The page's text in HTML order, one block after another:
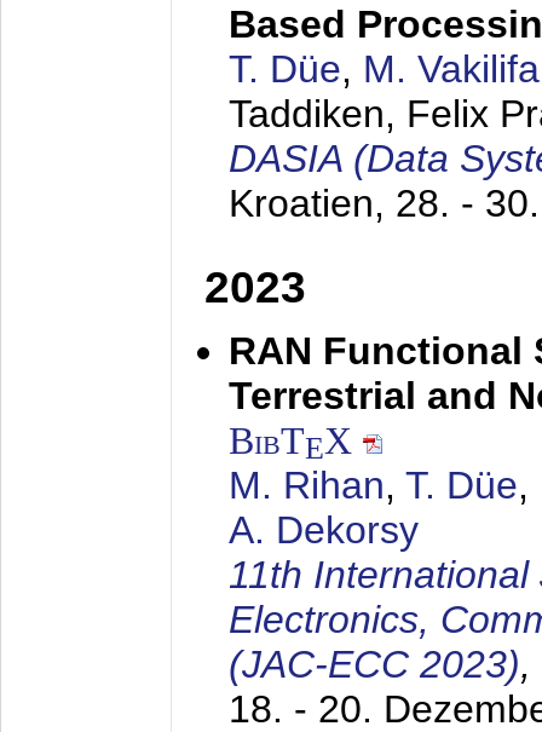
Based
T. Düe, M.
Taddiken, Felix
DASIA (Data
Kroatien, 28. -
2023
RAN Functional
Terrestrial and
BibTEX
M. Rihan, T. Düe,
A. Dekorsy
11th
Electronics,
(JAC-ECC 2023),
18. - 20.